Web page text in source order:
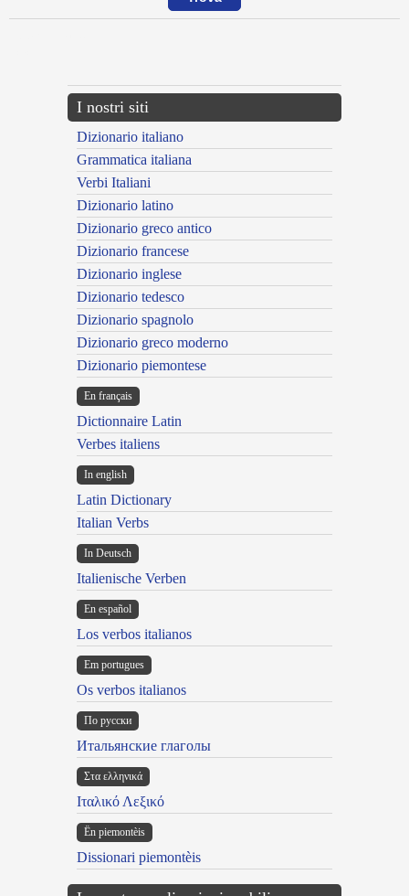
I nostri siti
Dizionario italiano
Grammatica italiana
Verbi Italiani
Dizionario latino
Dizionario greco antico
Dizionario francese
Dizionario inglese
Dizionario tedesco
Dizionario spagnolo
Dizionario greco moderno
Dizionario piemontese
En français
Dictionnaire Latin
Verbes italiens
In english
Latin Dictionary
Italian Verbs
In Deutsch
Italienische Verben
En español
Los verbos italianos
Em portugues
Os verbos italianos
По русски
Итальянские глаголы
Στα ελληνικά
Ιταλικό Λεξικό
Ën piemontèis
Dissionari piemontèis